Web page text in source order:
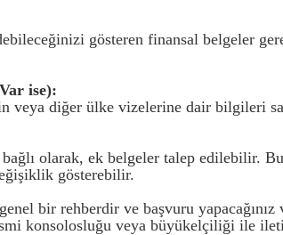
gösteren finansal belgeler
ise):
veya diğer ülke vizelerine dair bilgileri
bağlı olarak, ek belgeler talep edilebilir.
gösterebilir.
bir rehberdir ve başvuru
konsolosluğu veya büyükelçiliği ile